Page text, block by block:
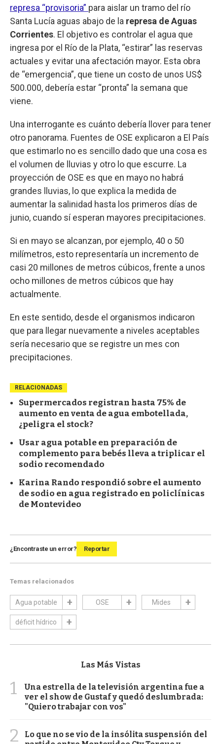
represa “provisoria” para aislar un tramo del río
Santa Lucía aguas abajo de la represa de Aguas
Corrientes. El objetivo es controlar el agua que
ingresa por el Río de la Plata, “estirar” las reservas
actuales y evitar una afectación mayor. Esta obra
de “emergencia”, que tiene un costo de unos US$
500.000, debería estar “pronta” la semana que
viene.
Una interrogante es cuánto debería llover para tener
otro panorama. Fuentes de OSE explicaron a El País
que estimarlo no es sencillo dado que una cosa es
el volumen de lluvias y otro lo que escurre. La
proyección de OSE es que en mayo no habrá
grandes lluvias, lo que explica la medida de
aumentar la salinidad hasta los primeros días de
junio, cuando sí esperan mayores precipitaciones.
Si en mayo se alcanzan, por ejemplo, 40 o 50
milímetros, esto representaría un incremento de
casi 20 millones de metros cúbicos, frente a unos
ocho millones de metros cúbicos que hay
actualmente.
En este sentido, desde el organismos indicaron
que para llegar nuevamente a niveles aceptables
sería necesario que se registre un mes con
precipitaciones.
RELACIONADAS
Supermercados registran hasta 75% de
aumento en venta de agua embotellada,
¿peligra el stock?
Usar agua potable en preparación de
complemento para bebés lleva a triplicar el
sodio recomendado
Karina Rando respondió sobre el aumento
de sodio en agua registrado en policlínicas
de Montevideo
¿Encontraste un error? Reportar
Temas relacionados
Agua potable OSE Mides
déficit hídrico
Las Más Vistas
1
Una estrella de la televisión argentina fue a
ver el show de Gustaf y quedó deslumbrada:
"Quiero trabajar con vos"
2
Lo que no se vio de la insólita suspensión del